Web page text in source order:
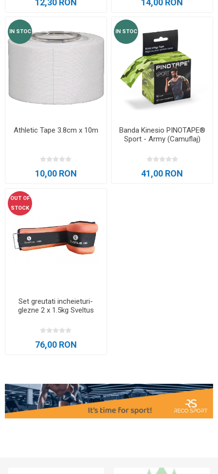
12,30 RON 14,00 RON
IN STOC
Athletic Tape 3.8cm x 10m
10,00 RON
IN STOC
Banda Kinesio PINOTAPE®
Sport - Army (Camuflaj)
41,00 RON
OUT OF
STOCK
Set greutati incheieturi-
glezne 2 x 1.5kg Sveltus
76,00 RON